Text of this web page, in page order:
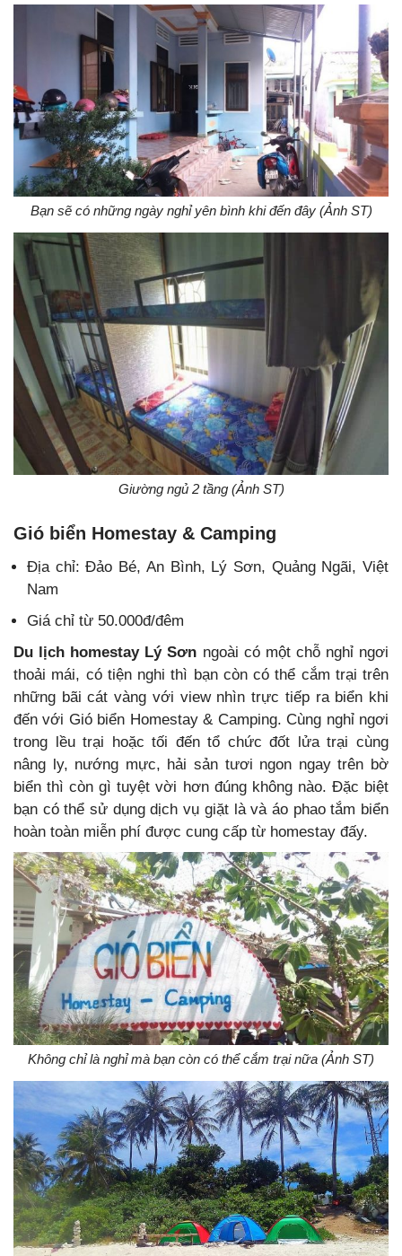
Bạn sẽ có những ngày nghỉ yên bình khi đến đây (Ảnh ST)
Giường ngủ 2 tầng (Ảnh ST)
Gió biển Homestay & Camping
Địa chỉ: Đảo Bé, An Bình, Lý Sơn, Quảng Ngãi, Việt
Nam
Giá chỉ từ 50.000đ/đêm
Du lịch homestay Lý Sơn ngoài có một chỗ nghỉ ngơi
thoải mái, có tiện nghi thì bạn còn có thể cắm trại trên
những bãi cát vàng với view nhìn trực tiếp ra biển khi
đến với Gió biển Homestay & Camping. Cùng nghỉ ngơi
trong lều trại hoặc tối đến tổ chức đốt lửa trại cùng
nâng ly, nướng mực, hải sản tươi ngon ngay trên bờ
biển thì còn gì tuyệt vời hơn đúng không nào. Đặc biệt
bạn có thể sử dụng dịch vụ giặt là và áo phao tắm biển
hoàn toàn miễn phí được cung cấp từ homestay đấy.
Không chỉ là nghỉ mà bạn còn có thể cắm trại nữa (Ảnh ST)